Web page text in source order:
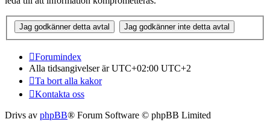
Forumindex
Alla tidsangivelser är UTC+02:00 UTC+2
Ta bort alla kakor
Kontakta oss
Drivs av phpBB® Forum Software © phpBB Limited